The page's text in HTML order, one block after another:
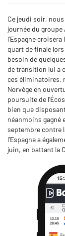
Ce jeudi soir,
journée du groupe
l’Espagne
quart de finale lors
besoin de
de transition lui a
ces éliminatoires,
Norvège en
poursuite de
bien que
néanmoins gagné
septembre contre
l’Espagne a
juin, en battant la